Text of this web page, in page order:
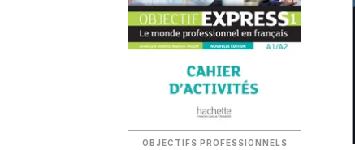
OBJECTIFS PROFESSIONNELS